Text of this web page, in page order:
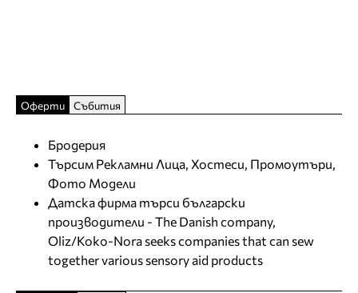
Оферти Събития
Бродерия
Търсим Рекламни Лица, Хостеси, Промоутъри,
Фото Модели
Датска фирма търси български
производители - The Danish company,
Oliz/Koko-Nora seeks companies that can sew
together various sensory aid products